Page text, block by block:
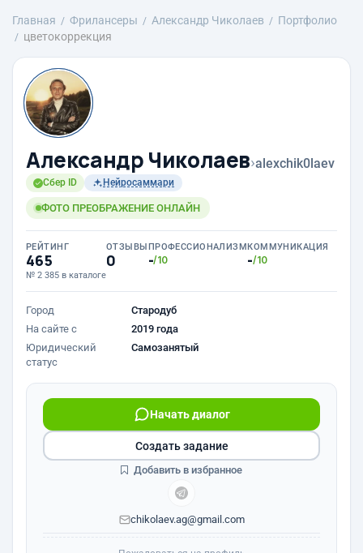
Главная Фрилансеры Александр Чиколаев
Портфолио
цветокоррекция
Александр Чиколаев›alexchik0laev
Сбер ID Нейросаммари
ФОТО ПРЕОБРАЖЕНИЕ ОНЛАЙН
РЕЙТИНГ
465
№ 2 385 в каталоге
ОТЗЫВЫ
0
ПРОФЕССИОНАЛИЗМ
-/10
КОММУНИКАЦИЯ
-/10
Город
Стародуб
На сайте с
2019 года
Юридический
статус
Самозанятый
Начать диалог
chikolaev.ag@gmail.com
Создать задание
Добавить в избранное